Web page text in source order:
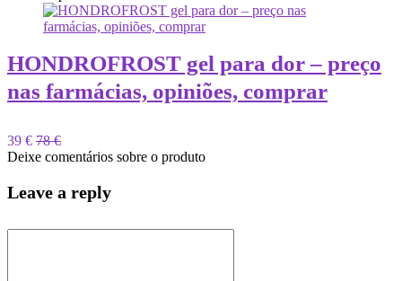
HONDROFROST gel para dor – preço
nas farmácias, opiniões, comprar
39 € 78 €
Deixe comentários sobre o produto
Leave a reply